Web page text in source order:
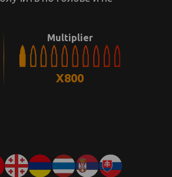
Multiplier
X800